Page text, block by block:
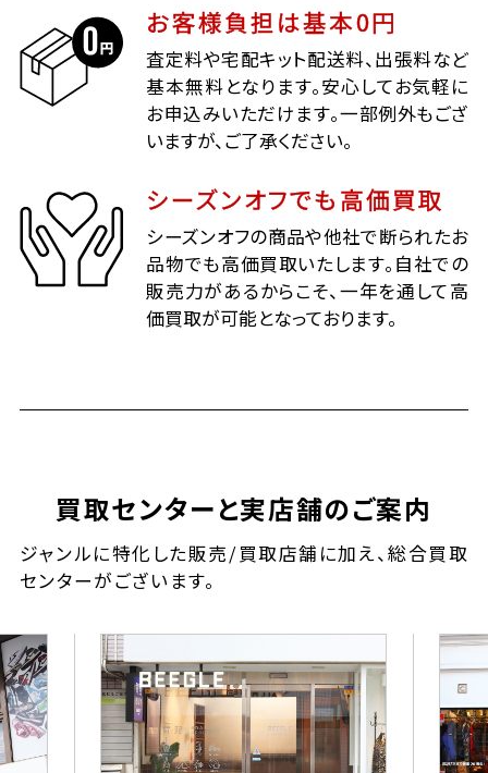
お客様負担は基本0円
査定料や宅配キット配送料、出張料など
基本無料となります。安心してお気軽に
お申込みいただけます。一部例外もござ
いますが、ご了承ください。
シーズンオフでも高価買取
シーズンオフの商品や他社で断られたお
品物でも高価買取いたします。自社での
販売力があるからこそ、一年を通して高
価買取が可能となっております。
買取センターと実店舗のご案内
ジャンルに特化した販売/買取店舗に加え、総合買取
センターがございます。